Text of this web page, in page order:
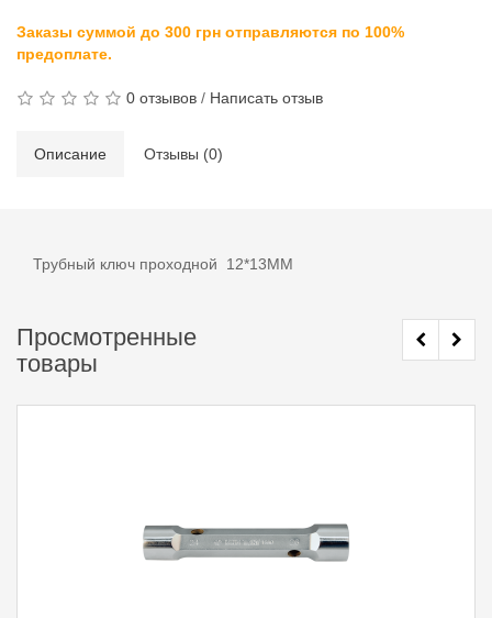
Заказы суммой до 300 грн отправляются по 100%
предоплате.
0 отзывов / Написать отзыв
Описание Отзывы (0)
Трубный ключ проходной 12*13MM
Просмотренные
товары